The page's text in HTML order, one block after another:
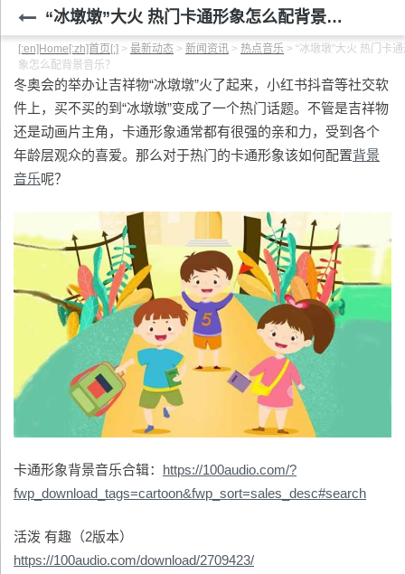
“冰墩墩”大火 热门卡通形象怎么配背景音乐？
[:en]Home[:zh]首页[:] > 最新动态 > 新闻资讯 > 热点音乐 > “冰墩墩”大火 热门卡
象怎么配背景音乐？
冬奥会的举办让吉祥物“冰墩墩”火了起来，小红书抖音等社交软
件上，买不买的到“冰墩墩”变成了一个热门话题。不管是吉祥物
还是动画片主角，卡通形象通常都有很强的亲和力，受到各个
年龄层观众的喜爱。那么对于热门的卡通形象该如何配置背景
音乐呢？
卡通形象背景音乐合辑： https://100audio.com/?
fwp_download_tags=cartoon&fwp_sort=sales_desc#search
活泼 有趣（2版本）
https://100audio.com/download/2709423/